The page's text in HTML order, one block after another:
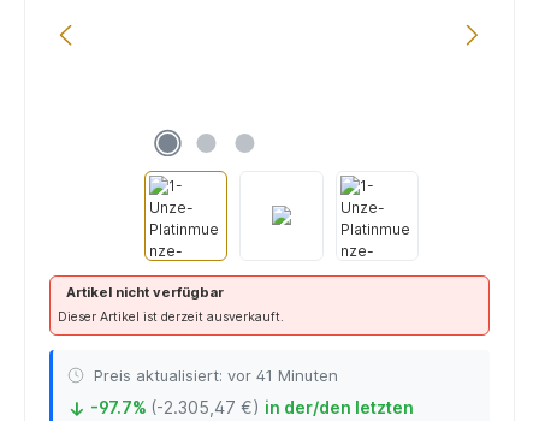
Artikel nicht verfügbar
Dieser Artikel ist derzeit ausverkauft.
Preis aktualisiert: vor 41 Minuten
↓ -97.7% (-2.305,47 €) in der/den letzten